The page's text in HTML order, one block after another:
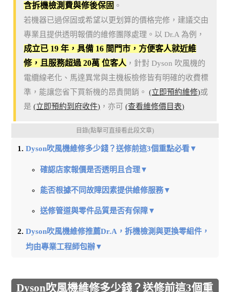
含拆機檢測費與修後保固 。
若機器已過保固或希望以更划算的價格完修，建議交由
專業且提供透明報價的維修團隊處理。以 Dr.A 為例，
成立已 19 年，具備 16 間門市，方便客人就近維
修，且服務超過 20萬 位客人，針對 Dyson 吹風機的
電纜線老化、馬達異常與主機板檢修皆有明確的收費標
準，能讓您省下買新機的昂貴開銷。(立即預約維修)或
是(立即預約到府收件) ，亦可(查看維修價目表)
目錄(點擊可直接看此段文章)
Dyson吹風機維修多少錢？送修前這3個重點必看▼
確認店家報價是否透明且合理▼
能否根據不同故障因素提供維修服務▼
送修管道與零件品質是否有保障▼
Dyson吹風機維修推薦Dr.A，拆機檢測與更換零組件，
均由專業工程師包辦▼
Dyson吹風機維修多少錢？送修前這3個重